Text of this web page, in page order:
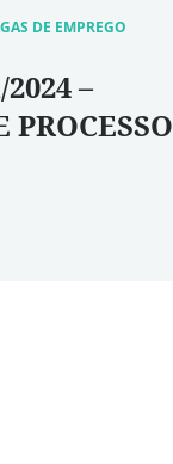
DE EMPREGO
–
PROCESSO